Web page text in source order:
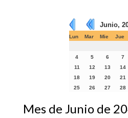
Junio,
Lun Mar Mie Jue
4
5 6 7
11
12 13 14
18
19 20 21
25
26 27 28
Mes de Junio de